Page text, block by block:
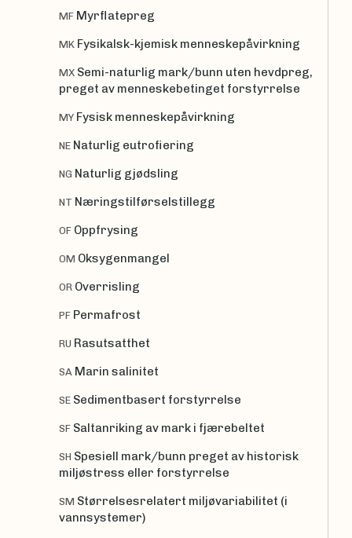
MF Myrflatepreg
MK Fysikalsk-kjemisk menneskepåvirkning
MX Semi-naturlig mark/bunn uten hevdpreg,
preget av menneskebetinget forstyrrelse
MY Fysisk menneskepåvirkning
NE Naturlig eutrofiering
NG Naturlig gjødsling
NT Næringstilførselstillegg
OF Oppfrysing
OM Oksygenmangel
OR Overrisling
PF Permafrost
RU Rasutsatthet
SA Marin salinitet
SE Sedimentbasert forstyrrelse
SF Saltanriking av mark i fjærebeltet
SH Spesiell mark/bunn preget av historisk
miljøstress eller forstyrrelse
SM Størrelsesrelatert miljøvariabilitet (i
vannsystemer)